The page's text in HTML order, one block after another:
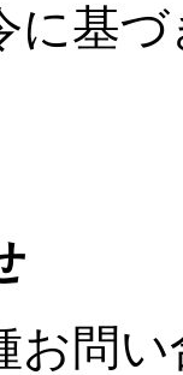
に基
お問